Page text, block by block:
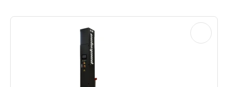
Шир. рулона с пленкой, мм:
500
Макс. грузоподъемность, кг:
2000
Электрическое подключение:
Установленная мощность::